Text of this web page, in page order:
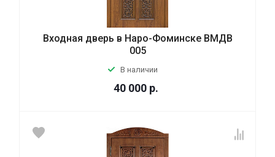
Входная дверь в Наро-Фоминске ВМДВ
005
В наличии
40 000 р.